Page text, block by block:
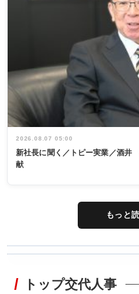
2026.08.07 05:00
新社長に聞く／トピー実業／酒井
献
もっと
非鉄業界で
タックトレー
トップ交代人事